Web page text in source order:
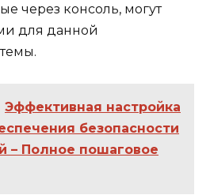
через консоль, могут
для данной
Эффективная настройка
безопасности
– Полное пошаговое